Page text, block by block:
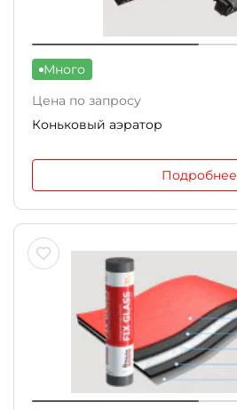
Много
Цена по запросу
Коньковый аэратор
Подробнее